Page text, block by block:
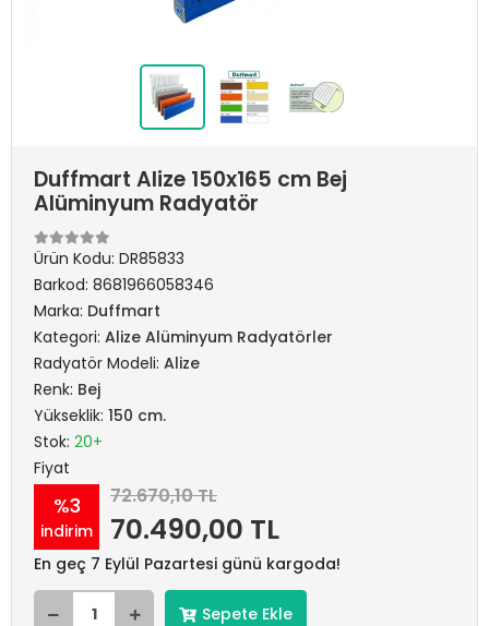
Duffmart Alize 150x165 cm Bej
Alüminyum Radyatör
Ürün Kodu: DR85833
Barkod: 8681966058346
Marka: Duffmart
Kategori: Alize Alüminyum Radyatörler
Radyatör Modeli: Alize
Renk: Bej
Yükseklik: 150 cm.
Stok: 20+
Fiyat
%3
indirim
72.670,10 TL
70.490,00 TL
En geç 7 Eylül Pazartesi günü kargoda!
Sepete Ekle